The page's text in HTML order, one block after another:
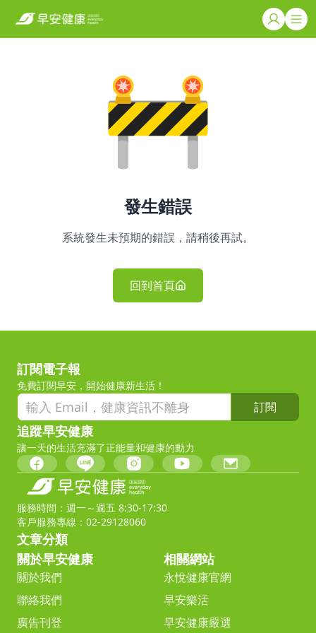
發生錯誤
系統發生未預期的錯誤，請稍後再試。
回到首頁
訂閱電子報
免費訂閱早安，開始健康新生活！
訂閱
追蹤早安健康
讓一天的生活充滿了正能量和健康的動力
服務時間：週一～週五 8:30-17:30
客戶服務專線：02-29128060
文章分類
關於早安健康
關於我們
聯絡我們
廣告刊登
相關網站
永悅健康官網
早安樂活
早安健康嚴選